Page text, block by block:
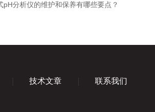
pH分析仪的维护和保养有哪些要点？
技术文章 联系我们